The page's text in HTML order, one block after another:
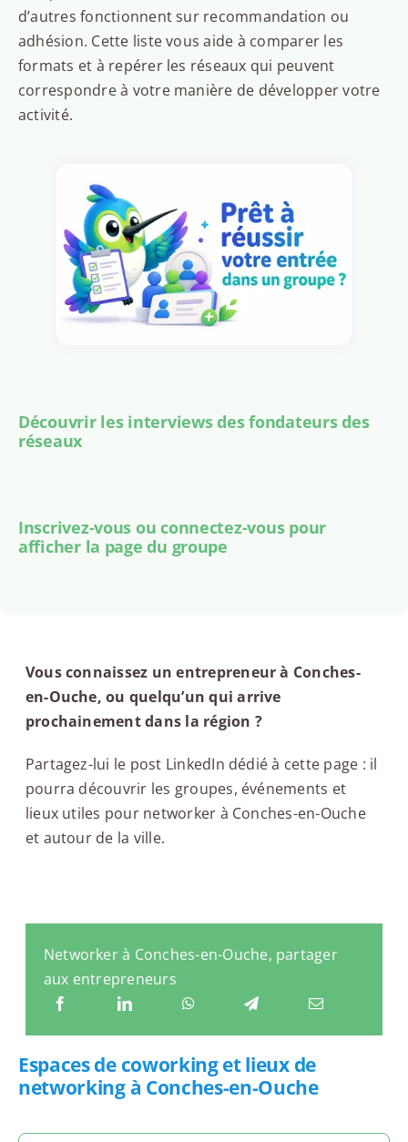
d’autres fonctionnent sur recommandation ou
adhésion. Cette liste vous aide à comparer les
formats et à repérer les réseaux qui peuvent
correspondre à votre manière de développer votre
activité.
Découvrir les interviews des fondateurs des
réseaux
Inscrivez-vous ou connectez-vous pour
afficher la page du groupe
Vous connaissez un entrepreneur à Conches-
en-Ouche, ou quelqu’un qui arrive
prochainement dans la région ?
Partagez-lui le post LinkedIn dédié à cette page : il
pourra découvrir les groupes, événements et
lieux utiles pour networker à Conches-en-Ouche
et autour de la ville.
Networker à Conches-en-Ouche, partager
aux entrepreneurs
Espaces de coworking et lieux de
networking à Conches-en-Ouche